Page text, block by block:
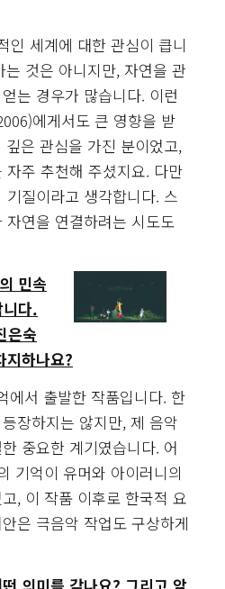
인 세계에 대한 관심이 큽니
것은 아니지만, 자연을 관
는 경우가 많습니다. 이런
에게서도 큰 영향을 받
은 관심을 가진 분이었고,
주 추천해 주셨지요. 다만
질이라고 생각합니다. 스
연을 연결하려는 시도도
민속
다.
은숙
지하나요?
에서 출발한 작품입니다. 한
장하지는 않지만, 제 음악
중요한 계기였습니다. 어
기억이 유머와 아이러니의
, 이 작품 이후로 한국적 요
은 극음악 작업도 구상하게